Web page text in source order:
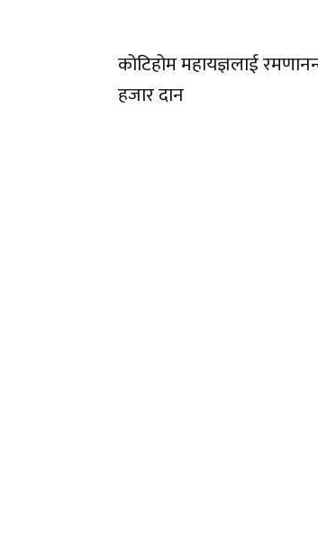
कोटिहोम महायज्ञलाई
हजार दान